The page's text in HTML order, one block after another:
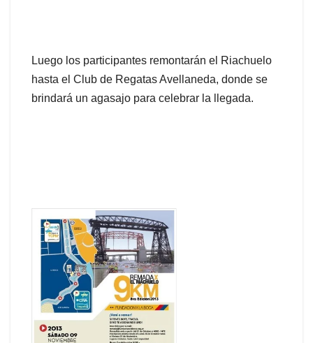
Luego los participantes remontarán el Riachuelo
hasta el Club de Regatas Avellaneda, donde se
brindará un agasajo para celebrar la llegada.